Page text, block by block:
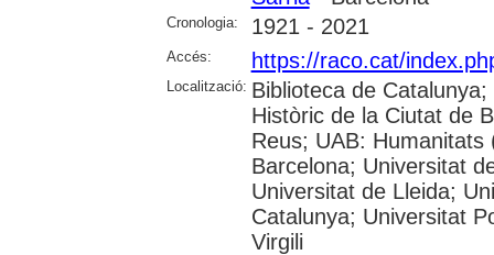
Cronologia: 1921 - 2021
Accés: https://raco.cat/
Localització: Biblioteca de
Històric de la Ciutat de
Reus; UAB:
Barcelona; Universitat
Universitat de Lleida;
Catalunya; Universitat
Virgili